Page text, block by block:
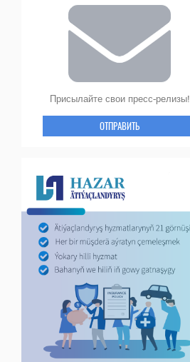
Присылайте свои пресс-релизы!
ОТПРАВИТЬ